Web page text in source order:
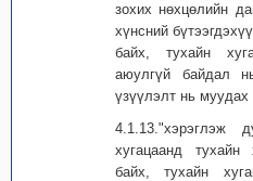
зохих нөхцөлийн
хүнсний
байх, тухайн
аюулгүй байдал
үзүүлэлт нь муудах
4.1.13."хэрэглэж
хугацаанд тухайн
байх, тухайн